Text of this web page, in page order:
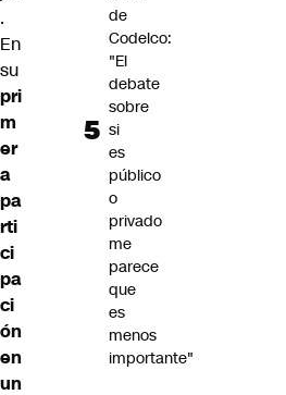
.
En
su
pri
m
er
a
pa
rti
ci
pa
ci
ón
en
un
de
Codelco:
"El
debate
sobre
si
es
público
o
privado
me
parece
que
es
menos
importante"